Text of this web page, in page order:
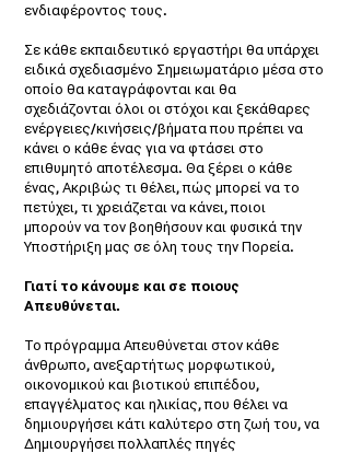
ενδιαφέροντος τους.
Σε κάθε εκπαιδευτικό εργαστήρι θα υπάρχει
ειδικά σχεδιασμένο Σημειωματάριο μέσα στο
οποίο θα καταγράφονται και θα
σχεδιάζονται όλοι οι στόχοι και ξεκάθαρες
ενέργειες/κινήσεις/βήματα που πρέπει να
κάνει ο κάθε ένας για να φτάσει στο
επιθυμητό αποτέλεσμα. Θα ξέρει ο κάθε
ένας, Ακριβώς τι θέλει, πώς μπορεί να το
πετύχει, τι χρειάζεται να κάνει, ποιοι
μπορούν να τον βοηθήσουν και φυσικά την
Υποστήριξη μας σε όλη τους την Πορεία.
Γιατί το κάνουμε και σε ποιους
Απευθύνεται.
Το πρόγραμμα Απευθύνεται στον κάθε
άνθρωπο, ανεξαρτήτως μορφωτικού,
οικονομικού και βιοτικού επιπέδου,
επαγγέλματος και ηλικίας, που θέλει να
δημιουργήσει κάτι καλύτερο στη ζωή του, να
Δημιουργήσει πολλαπλές πηγές